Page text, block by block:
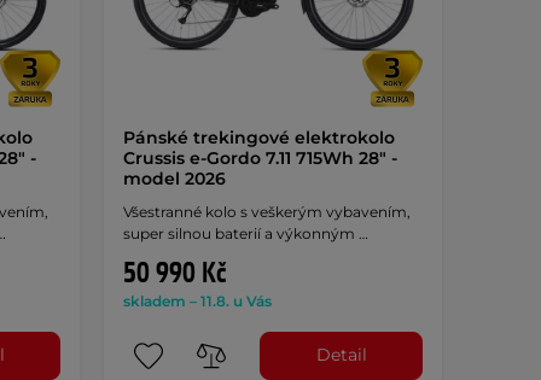
-
Pánské trekingové elektrokolo
Crussis e-Gordo 7.11 715Wh 28" -
model 2026
Všestranné kolo s veškerým vybavením,
super silnou baterií a výkonným …
50 990 Kč
skladem – 11.8. u Vás
Detail